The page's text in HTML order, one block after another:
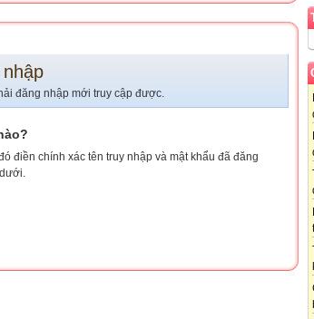
đăng nhập mới truy cập được.
điền chính xác tên truy nhập và mật khẩu đã đăng